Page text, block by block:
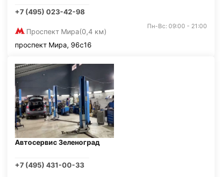
+7 (495) 023-42-98
Проспект Мира(0,4 км)
Пн-Вс: 09:00 - 21:00
проспект Мира, 96с16
Автосервис Зеленоград
+7 (495) 431-00-33